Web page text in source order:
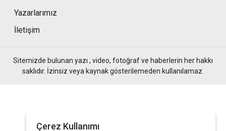
Yazarlarımız
İletişim
Sitemizde bulunan yazı , video, fotoğraf ve haberlerin her hakkı
saklıdır. İzinsiz veya kaynak gösterilemeden kullanılamaz.
Çerez Kullanımı